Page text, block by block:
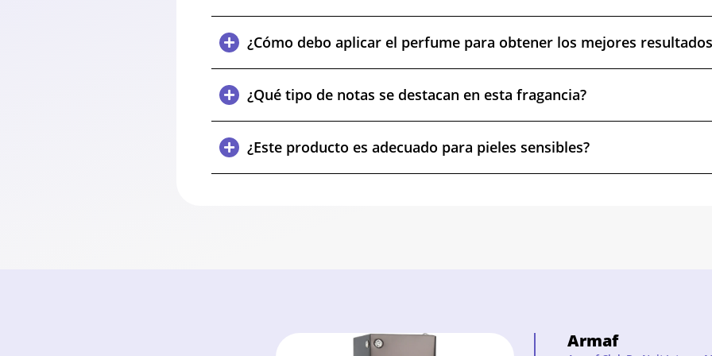
¿Cómo debo aplicar el perfume para obtener los mejores
¿Qué tipo de notas se destacan en esta fragancia?
¿Este producto es adecuado para pieles sensibles?
Armaf